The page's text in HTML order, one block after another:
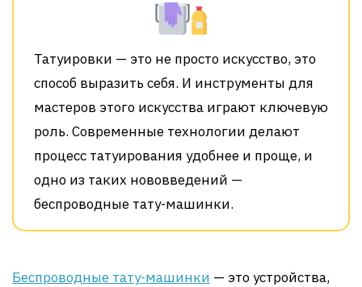
Татуировки — это не просто искусство, это
способ выразить себя. И инструменты для
мастеров этого искусства играют ключевую
роль. Современные технологии делают
процесс татуирования удобнее и проще, и
одно из таких нововведений —
беспроводные тату-машинки.
Беспроводные тату-машинки — это устройства,